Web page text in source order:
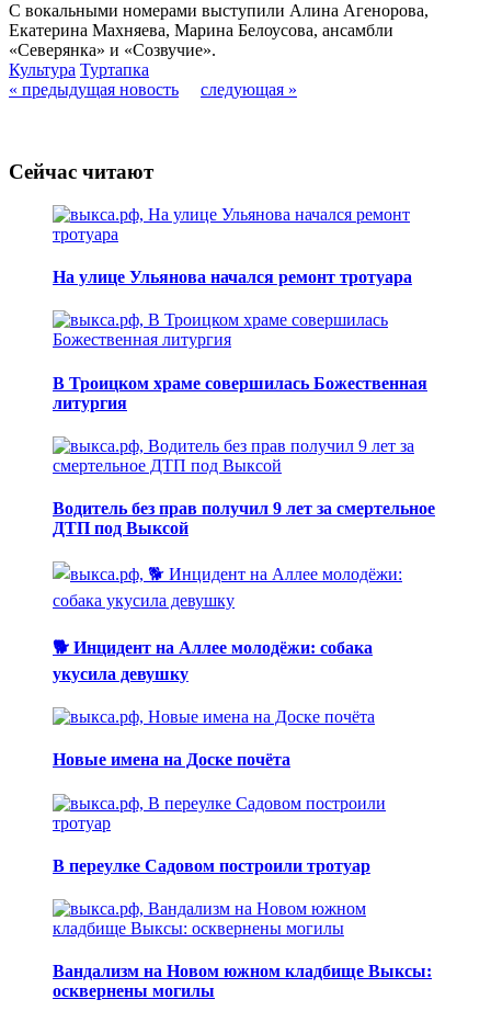
С вокальными номерами выступили Алина Агенорова,
Екатерина Махняева, Марина Белоусова, ансамбли
«Северянка» и «Созвучие».
Культура Туртапка
« предыдущая новость
следующая »
Сейчас читают
На улице Ульянова начался ремонт тротуара
В Троицком храме совершилась Божественная
литургия
Водитель без прав получил 9 лет за смертельное
ДТП под Выксой
🐕 Инцидент на Аллее молодёжи: собака
укусила девушку
Новые имена на Доске почёта
В переулке Садовом построили тротуар
Вандализм на Новом южном кладбище Выксы:
осквернены могилы